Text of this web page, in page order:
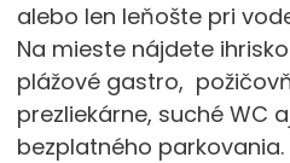
alebo len leňošte pri
Na mieste nájdete
plážové gastro,
prezliekárne, suché WC
bezplatného parkovania.